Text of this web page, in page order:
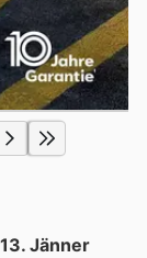
13. Jänner